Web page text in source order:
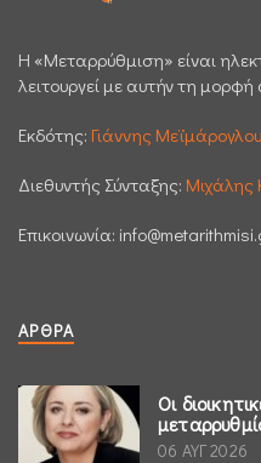
H «Μεταρρύθμιση» είναι
λειτουργεί με αυτήν τη
Εκδότης: Γιάννης Μεϊμάρογλου
Διεθυντής Σύνταξης: Μιχάλης
Επικοινωνία:
ΆΡΘΡΑ
Οι
06 ΑΥΓ 2026